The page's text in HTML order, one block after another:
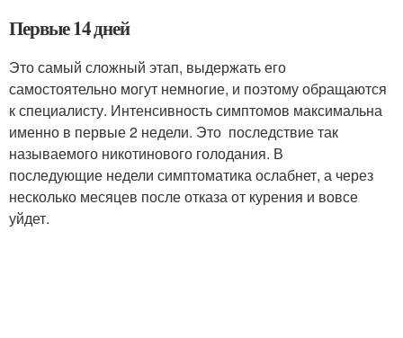
Первые 14 дней
Это самый сложный этап, выдержать его
самостоятельно могут немногие, и поэтому обращаются
к специалисту. Интенсивность симптомов максимальна
именно в первые 2 недели. Это последствие так
называемого никотинового голодания. В
последующие недели симптоматика ослабнет, а через
несколько месяцев после отказа от курения и вовсе
уйдет.